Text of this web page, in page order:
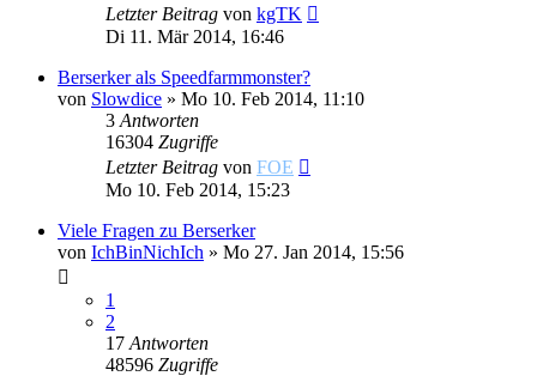
Letzter Beitrag von kgTK
Di 11. Mär 2014, 16:46
Berserker als Speedfarmmonster?
von Slowdice » Mo 10. Feb 2014, 11:10
3 Antworten
16304 Zugriffe
Letzter Beitrag von FOE
Mo 10. Feb 2014, 15:23
Viele Fragen zu Berserker
von IchBinNichIch » Mo 27. Jan 2014, 15:56
1
2
17 Antworten
48596 Zugriffe